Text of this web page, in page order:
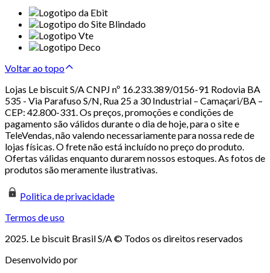
Voltar ao topo
Lojas Le biscuit S/A CNPJ nº 16.233.389/0156-91 Rodovia BA
535 - Via Parafuso S/N, Rua 25 a 30 Industrial – Camaçari/BA –
CEP: 42.800-331. Os preços, promoções e condições de
pagamento são válidos durante o dia de hoje, para o site e
TeleVendas, não valendo necessariamente para nossa rede de
lojas físicas. O frete não está incluído no preço do produto.
Ofertas válidas enquanto durarem nossos estoques. As fotos de
produtos são meramente ilustrativas.
Politica de privacidade
Termos de uso
2025. Le biscuit Brasil S/A © Todos os direitos reservados
Desenvolvido por